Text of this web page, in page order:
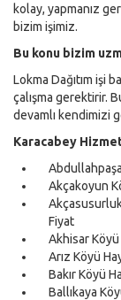
kolay, yapmanız
bizim işimiz.
Bu konu bizim
Lokma Dağıtım işi
çalışma gerektirir.
devamlı kendimizi
Karacabey
Akçakoyun
Akçasusurluk
Fiyat
Akhisar Köyü
Arız Köyü
Bakır Köyü
Ballıkaya